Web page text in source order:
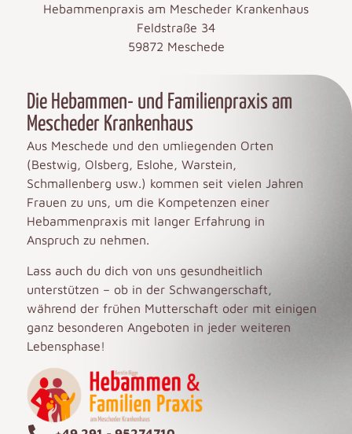
Hebammenpraxis am Mescheder Krankenhaus
Feldstraße 34
59872 Meschede
Die Hebammen- und Familienpraxis am
Mescheder Krankenhaus
Aus Meschede und den umliegenden Orten
(Bestwig, Olsberg, Eslohe, Warstein,
Schmallenberg usw.) kommen seit vielen Jahren
Frauen zu uns, um die Kompetenzen einer
Hebammenpraxis mit langer Erfahrung in
Anspruch zu nehmen.
Lass auch du dich von uns gesundheitlich
unterstützen – ob in der Schwangerschaft,
während der frühen Mutterschaft oder mit einigen
ganz besonderen Angeboten in jeder weiteren
Lebensphase!